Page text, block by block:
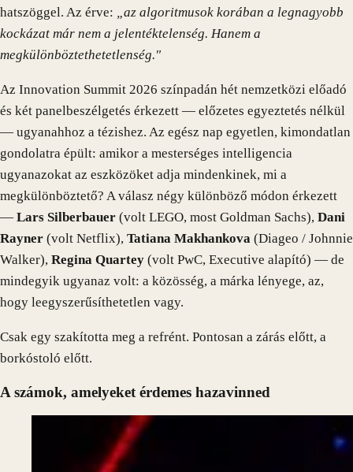
hatszöggel. Az érve: „az algoritmusok korában a legnagyobb
kockázat már nem a jelentéktelenség. Hanem a
megkülönböztethetetlenség."
Az Innovation Summit 2026 színpadán hét nemzetközi előadó
és két panelbeszélgetés érkezett — előzetes egyeztetés nélkül
— ugyanahhoz a tézishez. Az egész nap egyetlen, kimondatlan
gondolatra épült: amikor a mesterséges intelligencia
ugyanazokat az eszközöket adja mindenkinek, mi a
megkülönböztető? A válasz négy különböző módon érkezett
— Lars Silberbauer (volt LEGO, most Goldman Sachs), Dani
Rayner (volt Netflix), Tatiana Makhankova (Diageo / Johnnie
Walker), Regina Quartey (volt PwC, Executive alapító) — de
mindegyik ugyanaz volt: a közösség, a márka lényege, az,
hogy leegyszerűsíthetetlen vagy.
Csak egy szakította meg a refrént. Pontosan a zárás előtt, a
borkóstoló előtt.
A számok, amelyeket érdemes hazavinned